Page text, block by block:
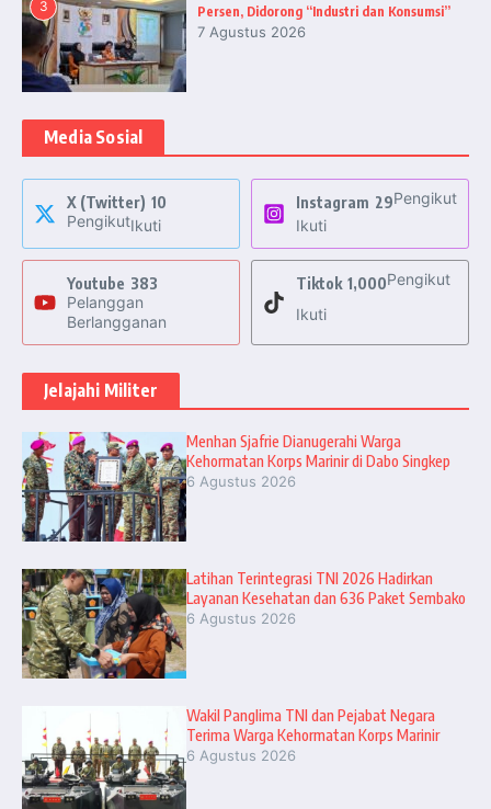
3 Persen, Didorong “Industri dan Konsumsi”
7 Agustus 2026
Media Sosial
X (Twitter) 10
PengikutIkuti
Instagram 29Pengikut
Ikuti
Youtube 383
Pelanggan
Berlangganan
Tiktok 1,000Pengikut
Ikuti
Jelajahi Militer
Menhan Sjafrie Dianugerahi Warga
Kehormatan Korps Marinir di Dabo Singkep
6 Agustus 2026
Latihan Terintegrasi TNI 2026 Hadirkan
Layanan Kesehatan dan 636 Paket Sembako
6 Agustus 2026
Wakil Panglima TNI dan Pejabat Negara
Terima Warga Kehormatan Korps Marinir
6 Agustus 2026